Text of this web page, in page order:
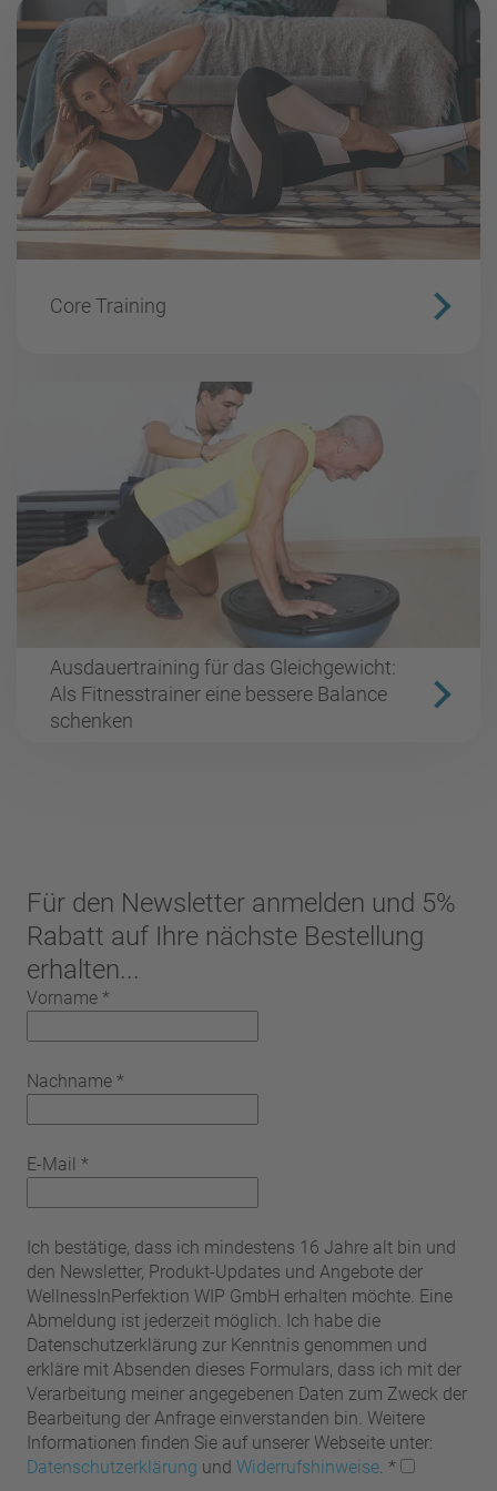
Core Training
Ausdauertraining für das Gleichgewicht:
Als Fitnesstrainer eine bessere Balance
schenken
Für den Newsletter anmelden und 5%
Rabatt auf Ihre nächste Bestellung
erhalten...
Vorname *
Nachname *
E-Mail *
Ich bestätige, dass ich mindestens 16 Jahre alt bin und
den Newsletter, Produkt-Updates und Angebote der
WellnessInPerfektion WIP GmbH erhalten möchte. Eine
Abmeldung ist jederzeit möglich. Ich habe die
Datenschutzerklärung zur Kenntnis genommen und
erkläre mit Absenden dieses Formulars, dass ich mit der
Verarbeitung meiner angegebenen Daten zum Zweck der
Bearbeitung der Anfrage einverstanden bin. Weitere
Informationen finden Sie auf unserer Webseite unter:
Datenschutzerklärung und Widerrufshinweise *